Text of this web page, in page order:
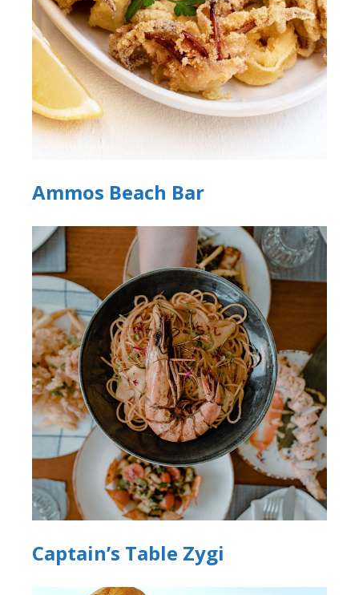
Ammos Beach Bar
Captain’s Table Zygi